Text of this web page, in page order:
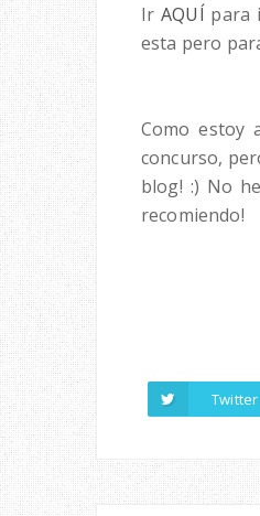
IrAQUÍ para
esta pero
Como estoy
concurso,
blog! :) No
recomiendo!
Twitter